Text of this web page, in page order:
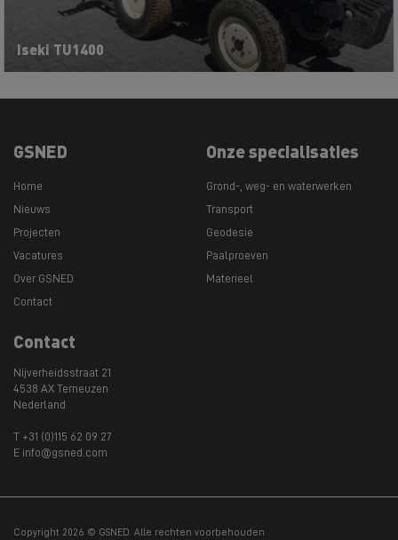
Iseki TU1400
GSNED
Home
Nieuws
Projecten
Vacatures
Over GSNED
Contact
Onze specialisaties
Grond-, weg- en waterwerken
Transport
Geodesie
Paalproeven
Materieel
Contact
Nijverheidsstraat 21
4538 AX Terneuzen
Nederland
T +31 (0)115 62 09 27
E info@gsned.com
Copyright 2026 © GSNED. Alle rechten voorbehouden